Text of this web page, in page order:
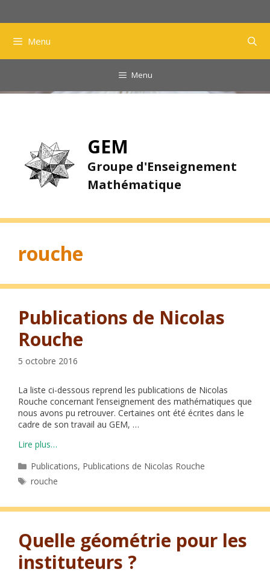
Menu
Menu
GEM
Groupe d'Enseignement
Mathématique
rouche
Publications de Nicolas
Rouche
5 octobre 2016
La liste ci-dessous reprend les publications de Nicolas
Rouche concernant l’enseignement des mathématiques que
nous avons pu retrouver. Certaines ont été écrites dans le
cadre de son travail au GEM, …
Lire plus…
Catégories
Publications, Publications de Nicolas Rouche
Étiquettes
rouche
Quelle géométrie pour les
instituteurs ?